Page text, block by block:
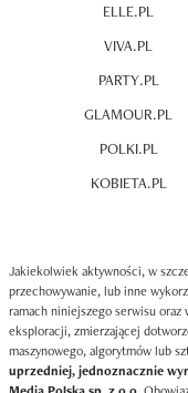
ELLE.PL
VIVA.PL
PARTY.PL
GLAMOUR.PL
POLKI.PL
KOBIETA.PL
Jakiekolwiek aktywności, w
przechowywanie, lub inne
ramach niniejszego serwisu
eksploracji, zmierzającej
maszynowego, algorytmów lub
uprzedniej, jednoznacznie